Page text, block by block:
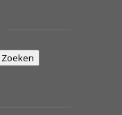
Zoeken